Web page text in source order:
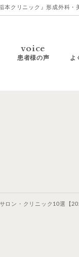
本クリニック』形成外科・
voice
患者様の声 よ
ロン・クリニック10選【